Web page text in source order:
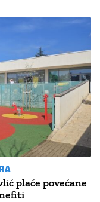
plaće povećane